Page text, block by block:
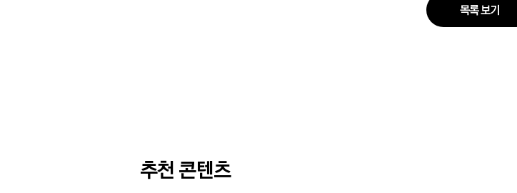
목록 보기
추천 콘텐츠